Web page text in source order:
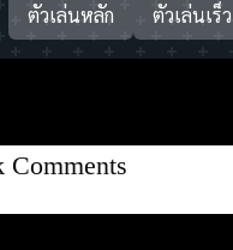
ตัวเล่นหลัก ตัวเล่นเร็ว
Comments